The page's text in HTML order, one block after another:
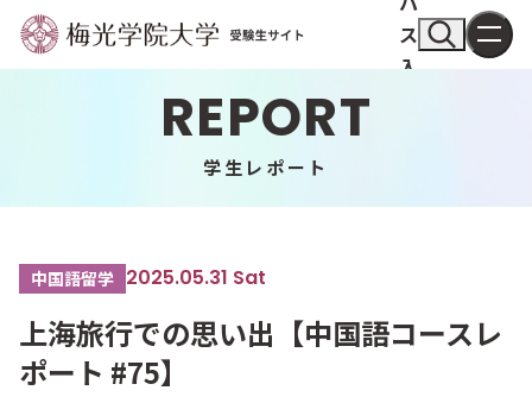
ス
入
REPORT
学生レポート
中国語留学 2025.05.31 Sat
上海旅行での思い出【中国語コースレ
ポート #75】